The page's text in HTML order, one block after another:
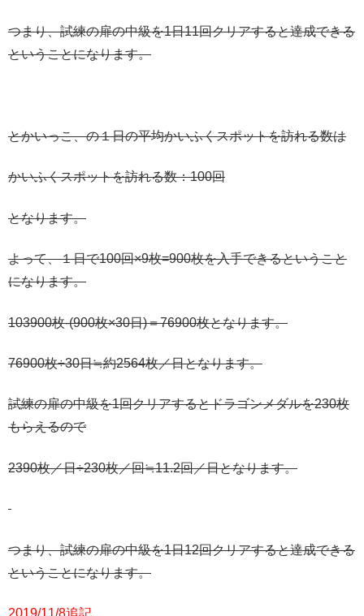
つまり、試練の扉の中級を1日11回クリアすると達成できる
ということになります。
とかいっこ、の１日の平均かいふくスポットを訪れる数は
かいふくスポットを訪れる数：100回
となります。
よって、１日で100回×9枚=900枚を入手できるということ
になります。
103900枚-(900枚×30日)＝76900枚となります。
76900枚÷30日≒約2564枚／日となります。
試練の扉の中級を1回クリアするとドラゴンメダルを230枚
もらえるので
2390枚／日÷230枚／回≒11.2回／日となります。
つまり、試練の扉の中級を1日12回クリアすると達成できる
ということになります。
2019/11/8追記